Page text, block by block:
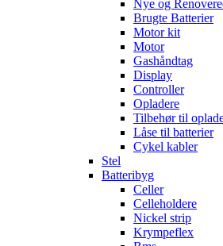
Nye og
Brugte Batterier
Motor kit
Motor
Gashåndtag
Display
Controller
Opladere
Tilbehør til
Låse til batterier
Cykel kabler
Stel
Batteribyg
Celler
Celleholdere
Nickel strip
Krympeflex